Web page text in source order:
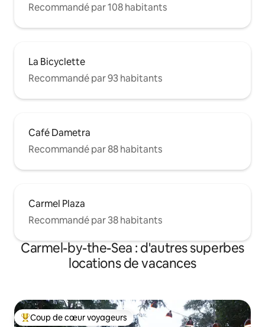
Recommandé par 108 habitants
La Bicyclette
Recommandé par 93 habitants
Café Dametra
Recommandé par 88 habitants
Carmel Plaza
Recommandé par 38 habitants
Carmel-by-the-Sea : d'autres superbes
locations de vacances
Coups de cœur voyageurs les plus appréciés
Coup de cœur voyageurs